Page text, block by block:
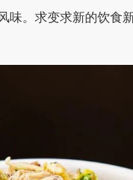
味。求变求新的饮食